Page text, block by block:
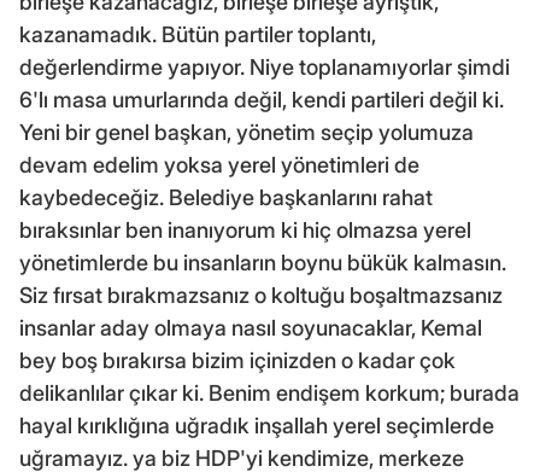
kazanamadık. Bütün partiler toplantı,
değerlendirme yapıyor. Niye toplanamıyorlar şimdi
6'lı masa umurlarında değil, kendi partileri değil ki.
Yeni bir genel başkan, yönetim seçip yolumuza
devam edelim yoksa yerel yönetimleri de
kaybedeceğiz. Belediye başkanlarını rahat
bıraksınlar ben inanıyorum ki hiç olmazsa yerel
yönetimlerde bu insanların boynu bükük kalmasın.
Siz fırsat bırakmazsanız o koltuğu boşaltmazsanız
insanlar aday olmaya nasıl soyunacaklar, Kemal
bey boş bırakırsa bizim içinizden o kadar çok
delikanlılar çıkar ki. Benim endişem korkum; burada
hayal kırıklığına uğradık inşallah yerel seçimlerde
uğramayız. ya biz HDP'yi kendimize, merkeze